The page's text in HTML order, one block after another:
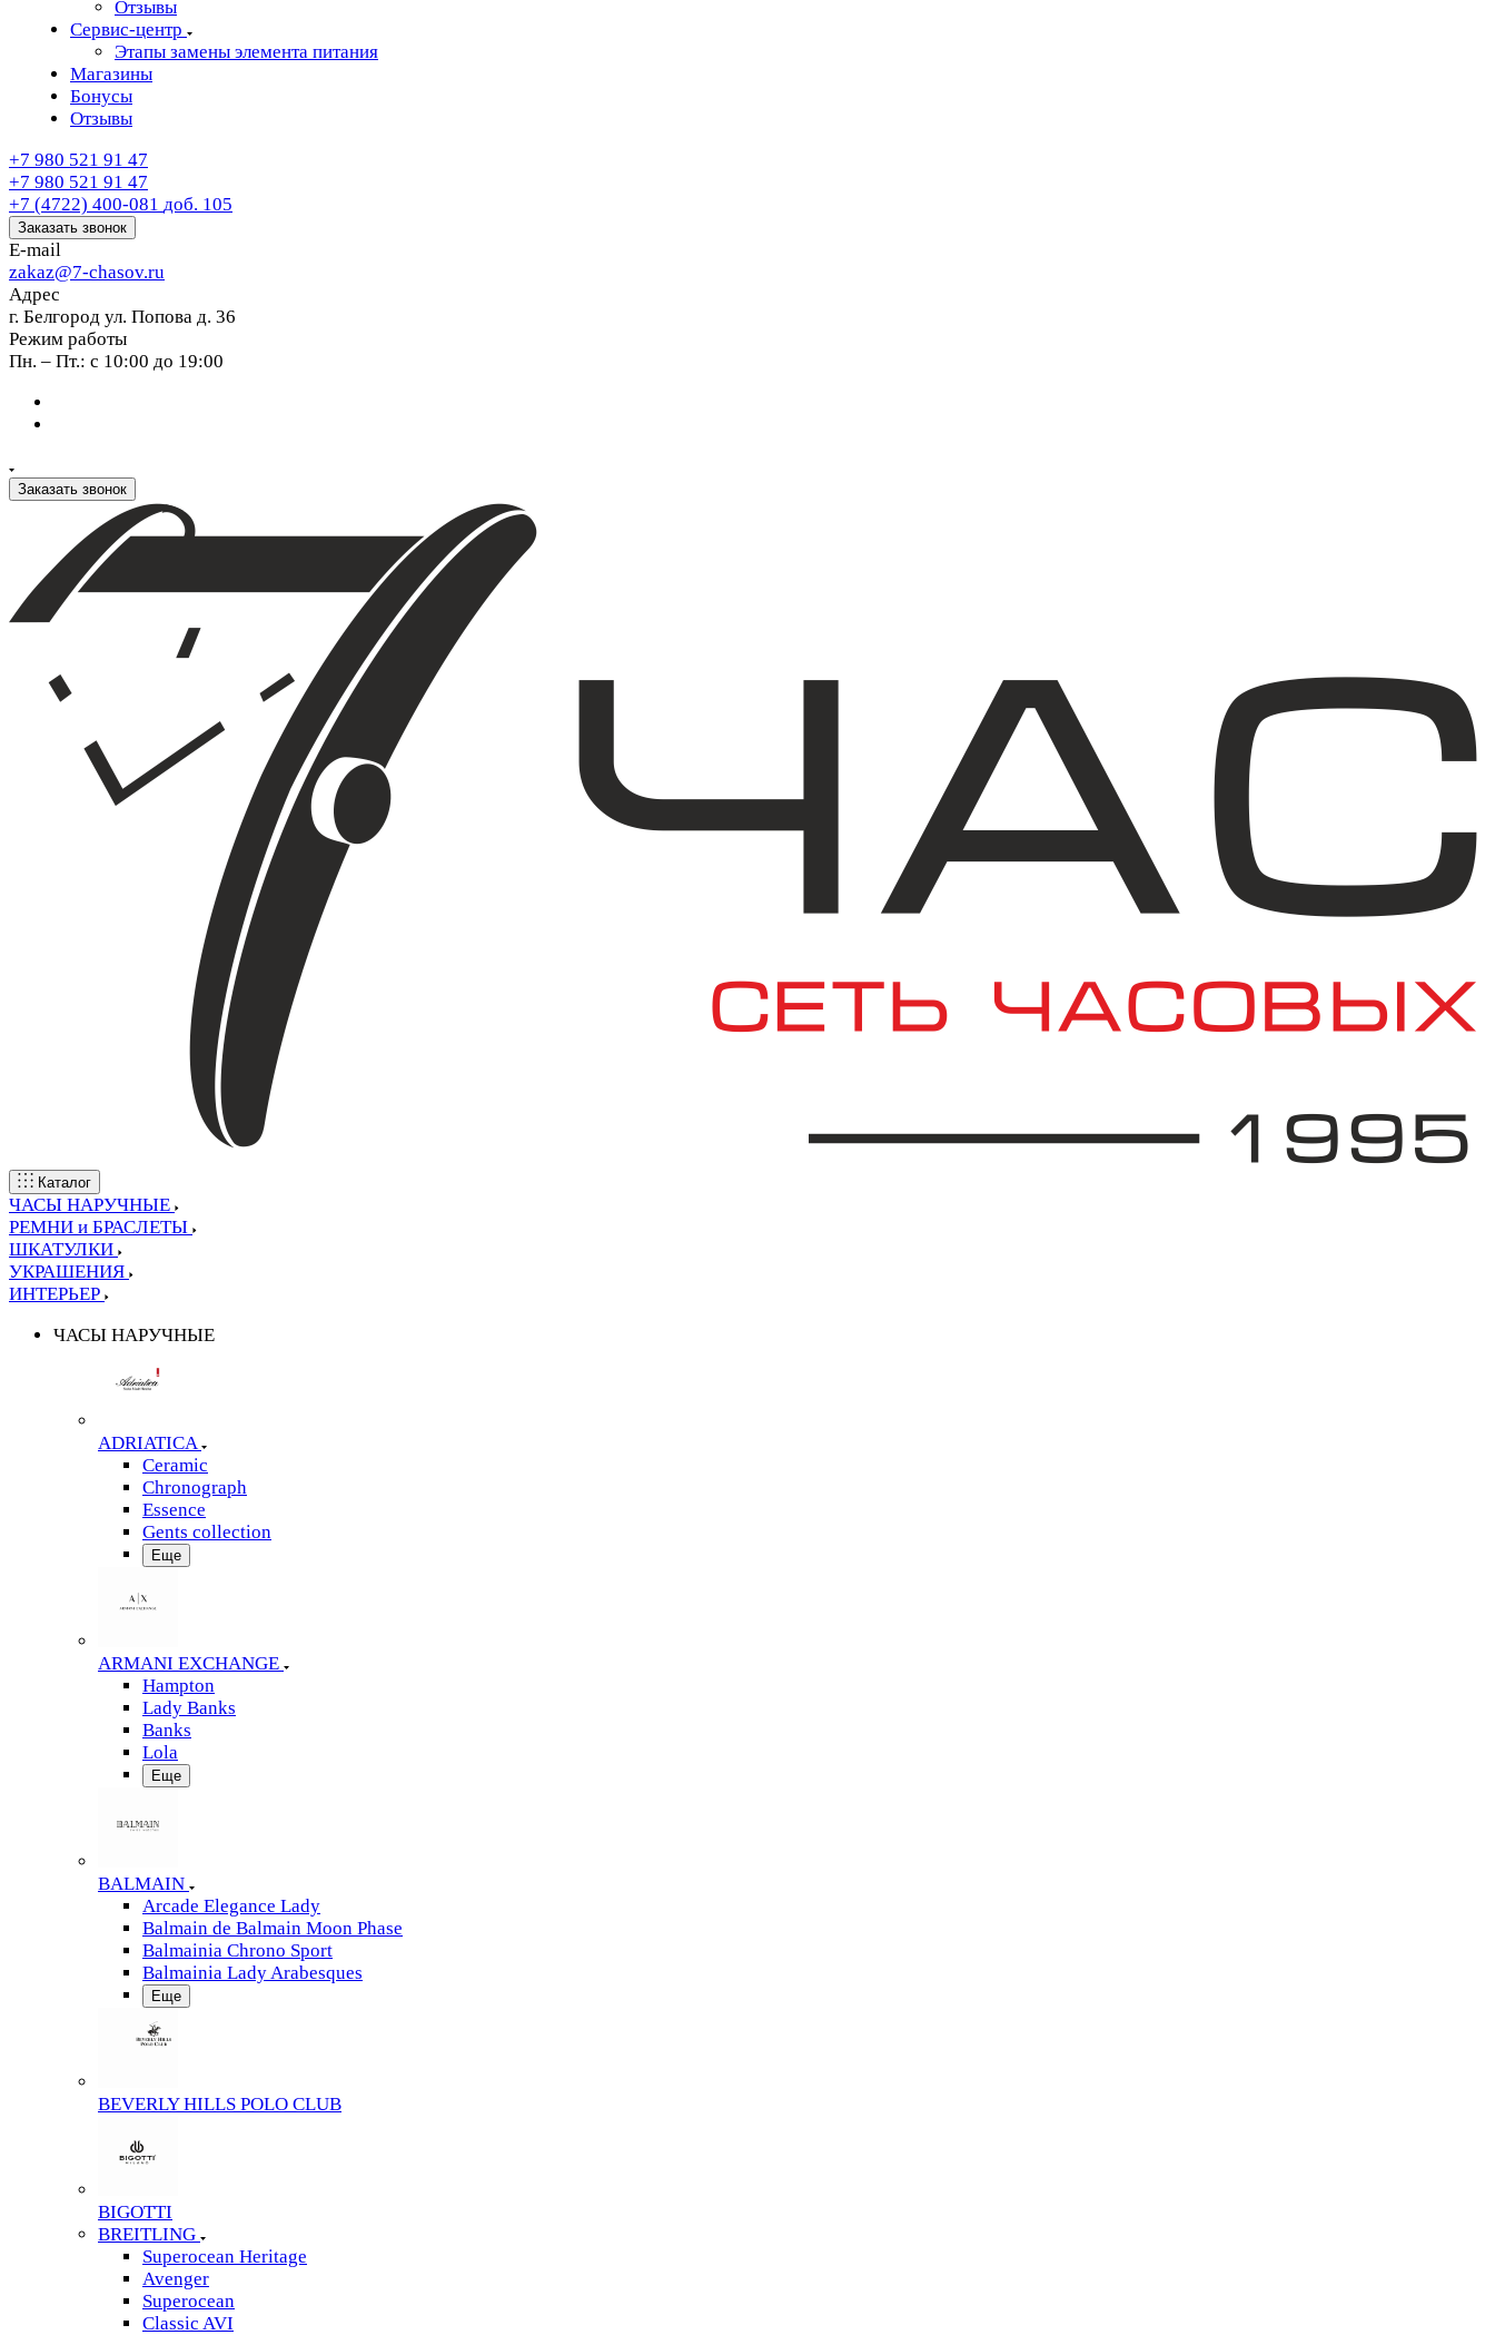
Отзывы
Сервис-центр
Этапы замены элемента питания
Магазины
Бонусы
Отзывы
+7 980 521 91 47
+7 980 521 91 47
+7 (4722) 400-081 доб. 105
Заказать звонок
E-mail
zakaz@7-chasov.ru
Адрес
г. Белгород ул. Попова д. 36
Режим работы
Пн. – Пт.: с 10:00 до 19:00
Заказать звонок
Каталог
ЧАСЫ НАРУЧНЫЕ
РЕМНИ и БРАСЛЕТЫ
ШКАТУЛКИ
УКРАШЕНИЯ
ИНТЕРЬЕР
ЧАСЫ НАРУЧНЫЕ
ADRIATICA
Ceramic
Chronograph
Essence
Gents collection
Еще
ARMANI EXCHANGE
Hampton
Lady Banks
Banks
Lola
Еще
BALMAIN
Arcade Elegance Lady
Balmain de Balmain Moon Phase
Balmainia Chrono Sport
Balmainia Lady Arabesques
Еще
BEVERLY HILLS POLO CLUB
BIGOTTI
BREITLING
Superocean Heritage
Avenger
Superocean
Classic AVI